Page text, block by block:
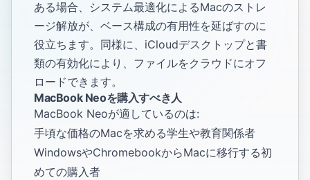
ある場合、システム最適化によるMacのストレ
ージ解放が、ベース構成の有用性を延ばすのに
役立ちます。同様に、 iCloudデスクトップと書
類の有効化により、ファイルをクラウドにオフ
ロードできます。
MacBook Neoを購入すべき人
MacBook Neoが適しているのは:
手頃な価格のMacを求める学生や教育関係者
WindowsやChromebookからMacに移行する初
めての購入者